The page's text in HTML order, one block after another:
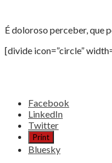
É doloroso perceber, que
[divide icon=”circle”
Share
post
"Lamento
num
Facebook
LinkedIn
Twitter
Print
Bluesky